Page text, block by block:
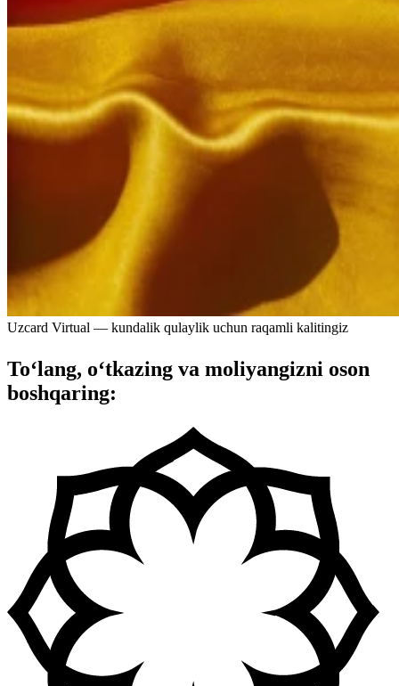
Uzcard Virtual — kundalik qulaylik uchun raqamli kalitingiz
To‘lang, o‘tkazing va moliyangizni oson
boshqaring: